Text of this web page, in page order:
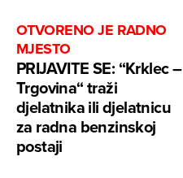
OTVORENO JE RADNO
MJESTO
PRIJAVITE SE: “Krklec –
Trgovina“ traži
djelatnika ili djelatnicu
za radna benzinskoj
postaji